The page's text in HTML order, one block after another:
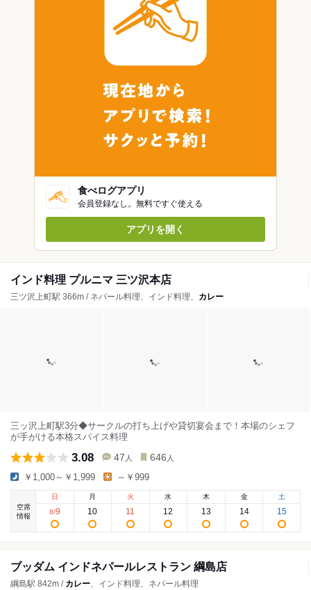
食べログアプリ
会員登録なし。無料ですぐ使える
アプリを開く
インド料理 プルニマ 三ツ沢本店
三ツ沢上町駅 366m / ネパール料理、インド料理、 カレー
三ッ沢上町駅3分◆サークルの打ち上げや貸切宴会まで！本場のシェフ
が手がける本格スパイス料理
3.08 47 人 646 人
￥1,000～￥1,999 ～￥999
空席
情報
日
8/9
月
10
火
11
水
12
木
13
金
14
土
15
ブッダム インドネパールレストラン 綱島店
綱島駅 842m / カレー、インド料理、ネパール料理